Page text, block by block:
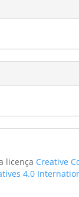
licença Creative
4.0